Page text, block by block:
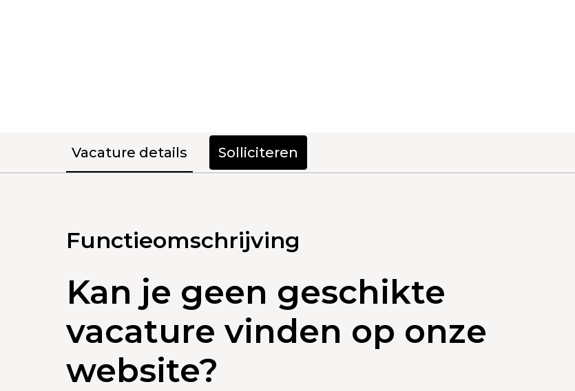
Vacature details Solliciteren
Functieomschrijving
Kan je geen geschikte
vacature vinden op onze
website?